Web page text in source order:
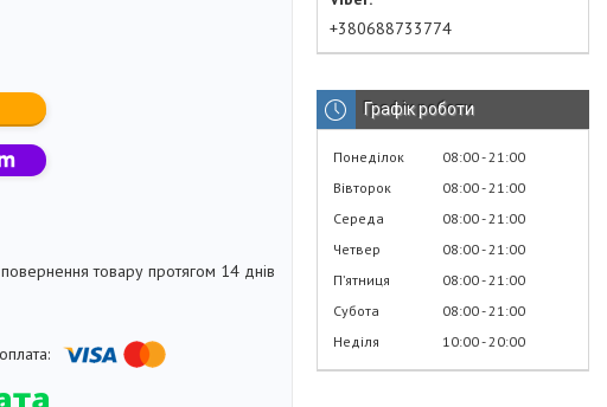
повернення товару протягом 14 днів
+380688733774
Графік роботи
Понеділок 08:00 21:00
Вівторок
08:00 21:00
Середа
08:00 21:00
Четвер
08:00 21:00
Пʼятниця
08:00 21:00
Субота
08:00 21:00
Неділя
10:00 20:00